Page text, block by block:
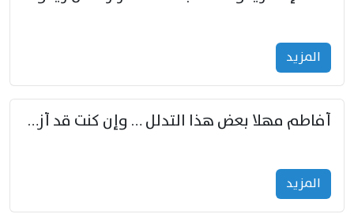
المزید
أفاطم مهلا بعض هذا التدلل … وإن كنت قد أزمعت صرمي فأجملي
المزید